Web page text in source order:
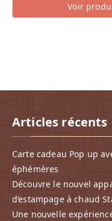
Voir
Articles récents
Carte cadeau Pop up
éphémères
Découvre le nouvel
d’estampage à chaud
Une nouvelle